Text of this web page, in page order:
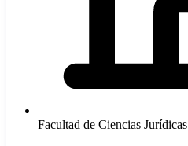
Facultad de Ciencias Jurídicas